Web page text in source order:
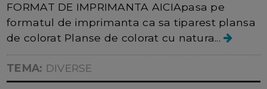
FORMAT DE IMPRIMANTA AICIApasa pe
formatul de imprimanta ca sa tiparest plansa
de colorat Planse de colorat cu natura...
TEMA: DIVERSE